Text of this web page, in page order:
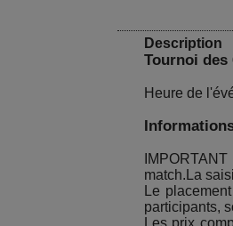
Description
Tournoi des
Heure de
match.La
Le
participants,
Les prix